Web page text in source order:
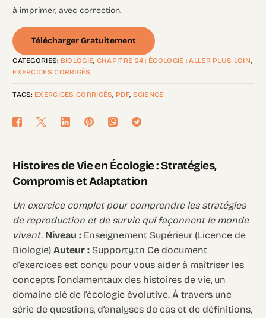
à imprimer, avec correction.
Télécharger Gratuitement
CATEGORIES: BIOLOGIE, CHAPITRE 24 : ÉCOLOGIE : ALLER PLUS LOIN,
EXERCICES CORRIGÉS
TAGS: EXERCICES CORRIGÉS, PDF, SCIENCE
Histoires de Vie en Écologie : Stratégies,
Compromis et Adaptation
Un exercice complet pour comprendre les stratégies
de reproduction et de survie qui façonnent le monde
vivant. Niveau : Enseignement Supérieur (Licence de
Biologie)Auteur : Supporty.tn Ce document
d’exercices est conçu pour vous aider à maîtriser les
concepts fondamentaux des histoires de vie, un
domaine clé de l’écologie évolutive. À travers une
série de questions, d’analyses de cas et de définitions,